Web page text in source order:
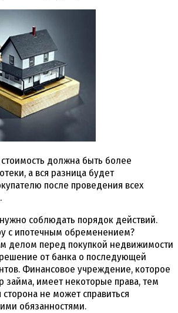
должна быть более
а вся разница будет
после проведения всех
соблюдать порядок действий.
с ипотечным обременением?
делом перед покупкой недвижимости
от банка о последующей
Финансовое учреждение, которое
займа, имеет некоторые права, тем
не может справиться
обязанностями.